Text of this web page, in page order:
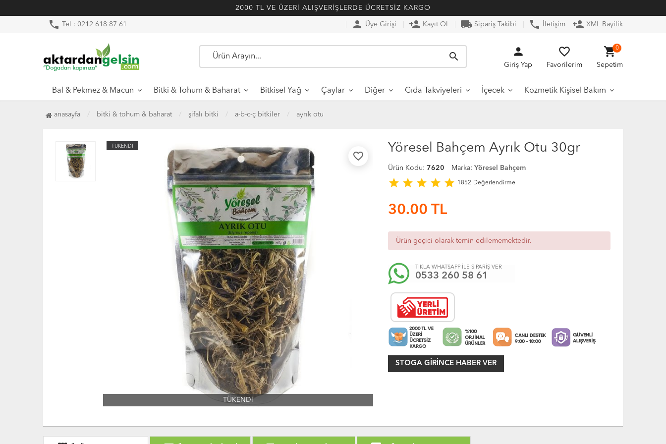
2000 TL VE ÜZERİ ALIŞVERİŞLERDE ÜCRETSİZ KARGO
phone Tel : 0212 618 87 61 person Üye Girişi person_add Kayıt Ol local_shipping Sipariş Takibi phone İletişim person_add XML Bayilik
search person
Giriş Yap
favorite_border
Favorilerim
shopping_cart
Sepetim
0
Bal & Pekmez & Macun Bitki & Tohum & Baharat Bitkisel Yağ Çaylar Diğer Gıda Takviyeleri İçecek Kozmetik Kişisel Bakım
anasayfa bitki & tohum & baharat şifalı bitki a-b-c-ç bitkiler ayrık otu
TÜKENDİ
favorite_border
TÜKENDİ
Yöresel Bahçem Ayrık Otu 30gr
Ürün Kodu: 7620 Marka: Yöresel Bahçem
star star star star star 1852 Değerlendirme
30.00 TL
Ürün geçici olarak temin edilememektedir.
TIKLA WHATSAPP İLE SİPARİŞ VER
0533 260 58 61
STOGA GIRINCE HABER VER